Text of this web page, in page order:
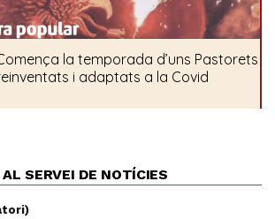
SERVEI DE NOTÍCIES